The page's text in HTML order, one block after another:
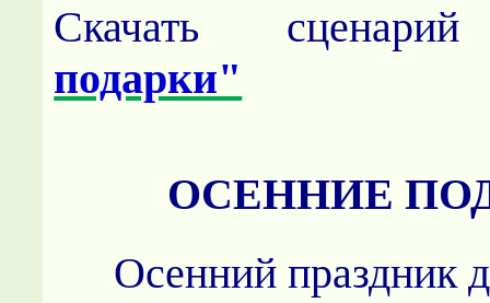
Скачать
подарки"
ОСЕННИЕ
Осенний праздник